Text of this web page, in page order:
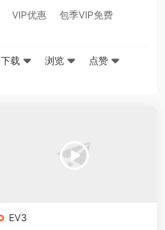
VIP优惠
包季VIP免费
下载 浏览
点赞
EV3